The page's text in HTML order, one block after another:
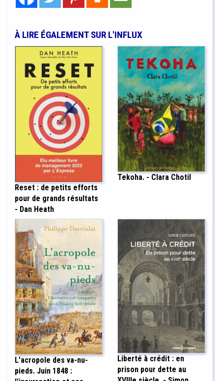
À LIRE ÉGALEMENT SUR L'INFLUX
Reset : de petits efforts
pour de grands résultats
- Dan Heath
Tekoha. - Clara Chotil
L'acropole des va-nu-
pieds. Juin 1848 :
Liberté à crédit : en
prison pour dette au